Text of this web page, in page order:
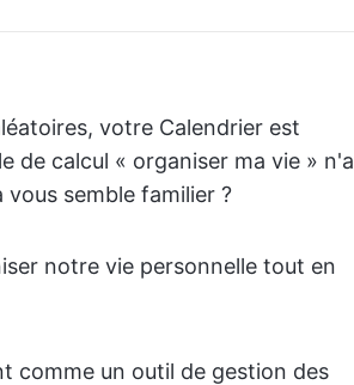
votre Calendrier est
de calcul « organiser ma vie » n'a
vous semble familier ?
notre vie personnelle tout en
comme un outil de gestion des